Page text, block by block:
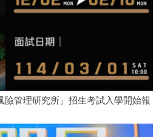
險管理研究所」招生考試入學開始報